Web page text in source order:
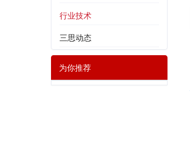
行业技术
三思动态
为你推荐